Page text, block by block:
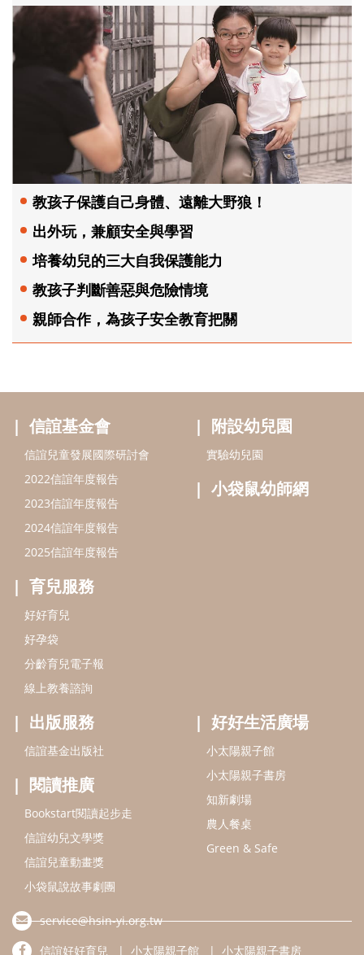
教孩子保護自己身體、遠離大野狼！
出外玩，兼顧安全與學習
培養幼兒的三大自我保護能力
教孩子判斷善惡與危險情境
親師合作，為孩子安全教育把關
信誼基金會
信誼兒童發展國際研討會
2022信誼年度報告
2023信誼年度報告
2024信誼年度報告
2025信誼年度報告
育兒服務
好好育兒
好孕袋
分齡育兒電子報
線上教養諮詢
附設幼兒園
實驗幼兒園
小袋鼠幼師網
出版服務
信誼基金出版社
閱讀推廣
Bookstart閱讀起步走
信誼幼兒文學獎
信誼兒童動畫獎
小袋鼠說故事劇團
好好生活廣場
小太陽親子館
小太陽親子書房
知新劇場
農人餐桌
Green & Safe
service@hsin-yi.org.tw
信誼好好育兒
小太陽親子館 小太陽親子書房